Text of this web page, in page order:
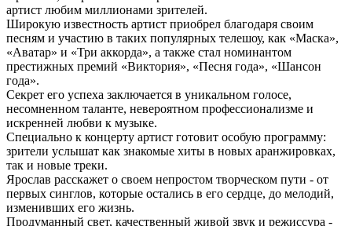
артист любим миллионами зрителей.
Широкую известность артист приобрел благодаря своим
песням и участию в таких популярных телешоу, как «Маска»,
«Аватар» и «Три аккорда», а также стал номинантом
престижных премий «Виктория», «Песня года», «Шансон
года».
Секрет его успеха заключается в уникальном голосе,
несомненном таланте, невероятном профессионализме и
искренней любви к музыке.
Специально к концерту артист готовит особую программу:
зрители услышат как знакомые хиты в новых аранжировках,
так и новые треки.
Ярослав расскажет о своем непростом творческом пути - от
первых синглов, которые остались в его сердце, до мелодий,
изменивших его жизнь.
Продуманный свет, качественный живой звук и режиссура -